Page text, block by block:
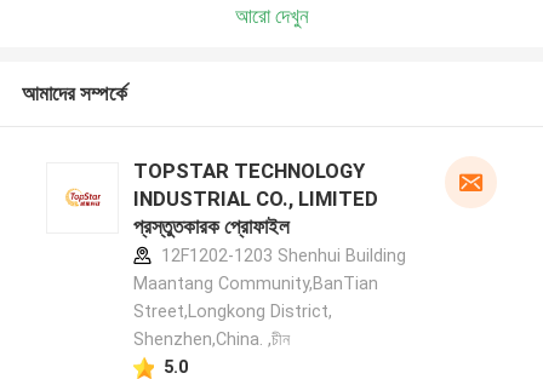
আরো দেখুন
আমাদের সম্পর্কে
TOPSTAR TECHNOLOGY
INDUSTRIAL CO., LIMITED
প্রস্তুতকারক প্রোফাইল
12F1202-1203 Shenhui Building
Maantang Community,BanTian
Street,Longkong District,
Shenzhen,China. ,চীন
5.0